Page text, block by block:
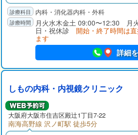
内科・消化器内科・外科
月火水木金土 09:00〜12:30 月
日・祝休診 開始・終了時間は
ます
詳細
しもの内科・内視鏡クリニック
大阪府大阪市住吉区殿辻1丁目7-22
南海高野線 沢ノ町駅 徒歩5分